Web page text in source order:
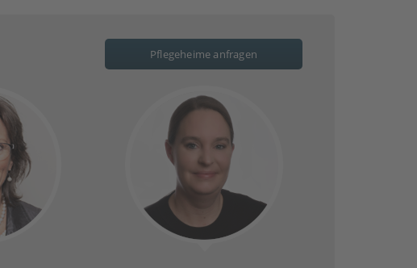
Pflegeheime anfragen